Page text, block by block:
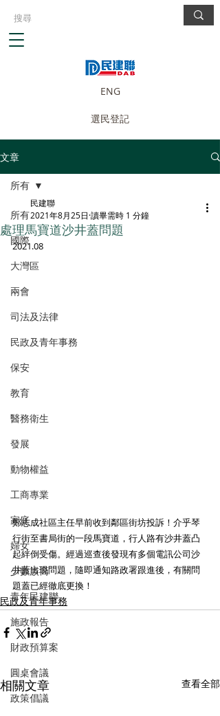
ENG
選民登記
文章
所有
國際
大灣區
兩會
司法及法律
民政及青年事務
保安
教育
醫務衛生
發展
動物權益
工商專業
家庭
婦女
少數族裔
青年民建聯
施政報告
財政預算案
圓桌會議
政策倡議
所有
處理馬寶道沙井蓋問題
民建聯
2021年8月25日 讀畢需時 1 分鐘
2021.08
鄭志成社區主任早前收到鄰區街坊投訴！介乎琴
行街至書局街的一段馬寶道，行人路有沙井蓋凸
起絆倒受傷。經過巡查後發現有多個電訊公司沙
井蓋出現問題，隨即通知路政署跟進後，有關問
題蓋已經徹底更換！
民政及青年事務
相關文章 查看全部